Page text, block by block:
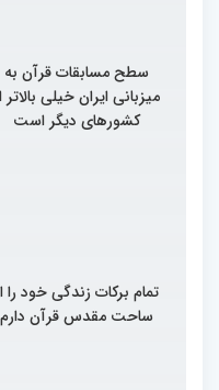
سطح مسابقات قرآن به
میزبانی ایران خیلی بالاتر
کشورهای دیگر است
تمام برکات زندگی خود را
ساحت مقدس قرآن دارم